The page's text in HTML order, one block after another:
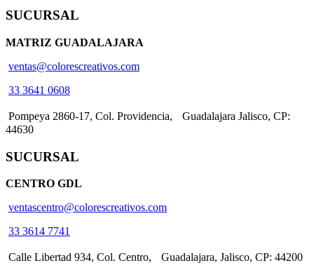
SUCURSAL
MATRIZ GUADALAJARA
ventas@colorescreativos.com
33 3641 0608
Pompeya 2860-17, Col. Providencia, Guadalajara Jalisco, CP:
44630
SUCURSAL
CENTRO GDL
ventascentro@colorescreativos.com
33 3614 7741
Calle Libertad 934, Col. Centro, Guadalajara, Jalisco, CP: 44200